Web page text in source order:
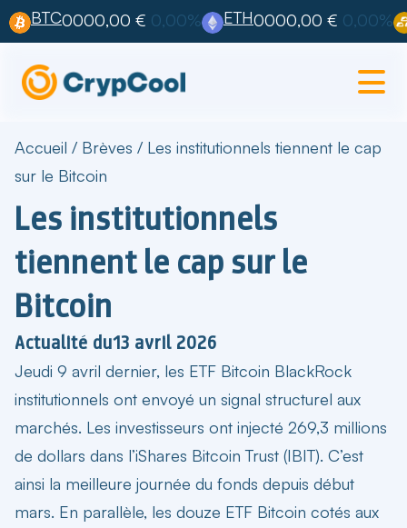
BTC0000,00 € 0,00% ETH0000,00 € 0,00%
Accueil / Brèves / Les institutionnels tiennent le cap
sur le Bitcoin
Les institutionnels
tiennent le cap sur le
Bitcoin
Actualité du13 avril 2026
Jeudi 9 avril dernier, les ETF Bitcoin BlackRock
institutionnels ont envoyé un signal structurel aux
marchés. Les investisseurs ont injecté 269,3 millions
de dollars dans l’iShares Bitcoin Trust (IBIT). C’est
ainsi la meilleure journée du fonds depuis début
mars. En parallèle, les douze ETF Bitcoin cotés aux